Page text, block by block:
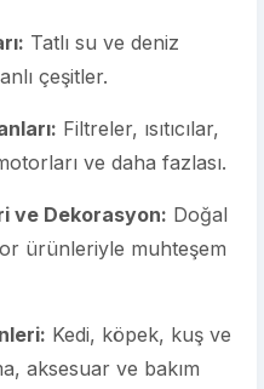
Tatlı su ve deniz
çeşitler.
Filtreler, ısıtıcılar,
ve daha fazlası.
ve Dekorasyon: Doğal
ürünleriyle muhteşem
Kedi, köpek, kuş ve
aksesuar ve bakım